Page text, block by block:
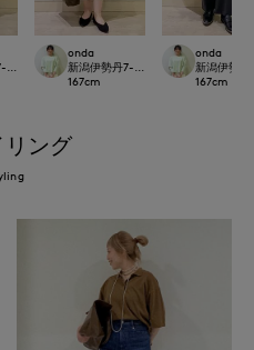
IDconcept.
onda
新潟伊勢丹7-IDconcept.
167cm
onda
新潟伊勢
167cm
リング